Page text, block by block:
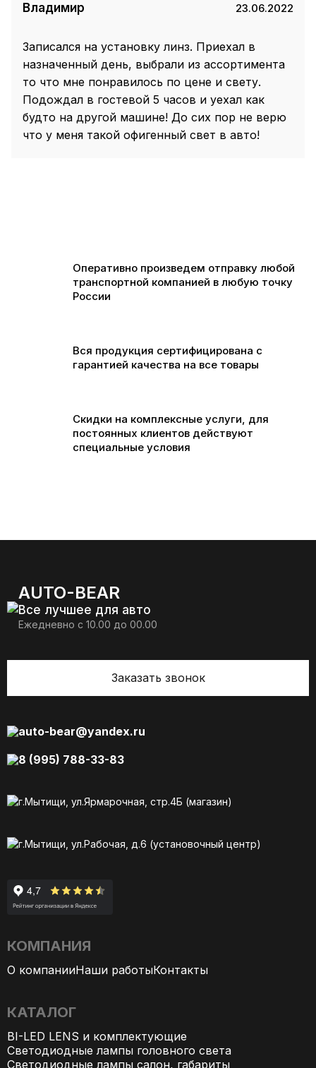
Владимир 23.06.2022
Записался на установку линз. Приехал в
назначенный день, выбрали из ассортимента
то что мне понравилось по цене и свету.
Подождал в гостевой 5 часов и уехал как
будто на другой машине! До сих пор не верю
что у меня такой офигенный свет в авто!
Оперативно произведем отправку любой
транспортной компанией в любую точку
России
Вся продукция сертифицирована с
гарантией качества на все товары
Скидки на комплексные услуги, для
постоянных клиентов действуют
специальные условия
AUTO-BEAR
Все лучшее для авто
Ежедневно с 10.00 до 00.00
Заказать звонок
auto-bear@yandex.ru
8 (995) 788-33-83
г.Мытищи, ул.Ярмарочная, стр.4Б (магазин)
г.Мытищи, ул.Рабочая, д.6 (установочный центр)
КОМПАНИЯ
О компанииНаши работыКонтакты
КАТАЛОГ
BI-LED LENS и комплектующие
Светодиодные лампы головного света
Светодиодные лампы салон, габариты